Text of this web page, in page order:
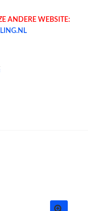
ANDERE WEBSITE: